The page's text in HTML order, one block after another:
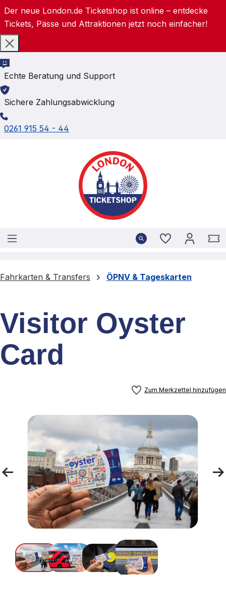
Zum Hauptinhalt springen
Der neue London.de Ticketshop ist online – entdecke
Tickets, Pässe und Attraktionen jetzt noch einfacher!
Echte Beratung und Support
Sichere Zahlungsabwicklung
0261 915 54 - 44
Du hast 0
Fahrkarten & Transfers ÖPNV & Tageskarten
Visitor Oyster
Card
Zum Merkzettel hinzufügen
Bildergalerie überspringen